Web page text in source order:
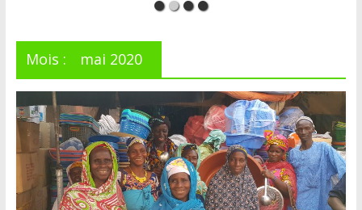
Mois : mai 2020